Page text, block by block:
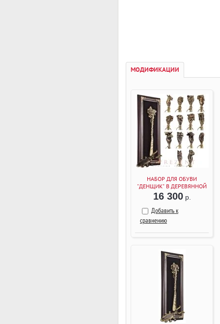
МОДИФИКАЦИИ
НАБОР ДЛЯ ОБУВИ
"ДЕНЩИК" В ДЕРЕВЯННОЙ
РАМКЕ (ВЕНГЕ)
16 300р.
Добавить к
сравнению